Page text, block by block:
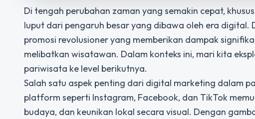
Di tengah perubahan zaman yang semakin cepat,
luput dari pengaruh besar yang dibawa oleh era
promosi revolusioner yang memberikan dampak
melibatkan wisatawan. Dalam konteks ini, mari kita
pariwisata ke level berikutnya.
Salah satu aspek penting dari digital marketing dalam
platform seperti Instagram, Facebook, dan TikTok
budaya, dan keunikan lokal secara visual. Dengan